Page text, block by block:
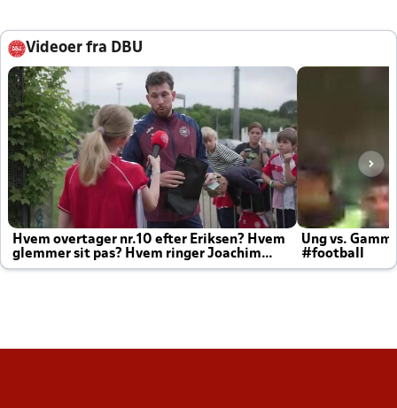
Videoer fra DBU
Hvem overtager nr.10 efter Eriksen? Hvem
glemmer sit pas? Hvem ringer Joachim
altid til efter kampe?
Ung vs.
#football